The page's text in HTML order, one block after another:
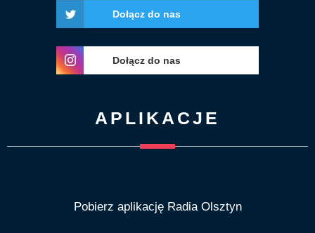
Dołącz do nas
Dołącz do nas
APLIKACJE
Pobierz aplikację Radia Olsztyn